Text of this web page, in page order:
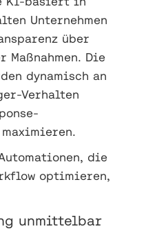
Unternehmen
über
Die
dynamisch an
Verhalten
die
optimieren,
unmittelbar